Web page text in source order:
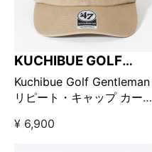
KUCHIBUE GOLF
GENTLEMAN
Kuchibue Golf Gentleman
リピート・キャップ カーキ
¥ 6,900